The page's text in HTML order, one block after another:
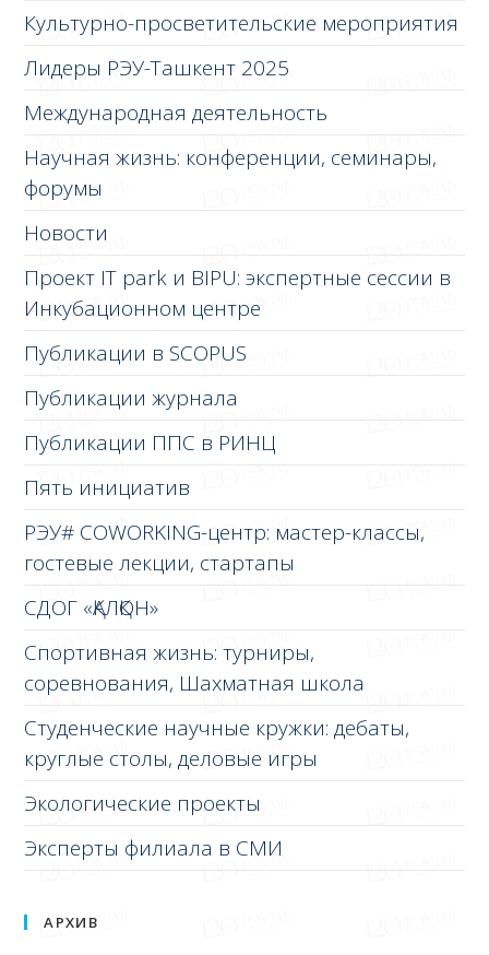
Культурно-просветительские мероприятия
Лидеры РЭУ-Ташкент 2025
Международная деятельность
Научная жизнь: конференции, семинары,
форумы
Новости
Проект IT park и BIPU: экспертные сессии в
Инкубационном центре
Публикации в SCOPUS
Публикации журнала
Публикации ППС в РИНЦ
Пять инициатив
РЭУ# COWORKING-центр: мастер-классы,
гостевые лекции, стартапы
СДОГ «ҚАЛҚОН»
Спортивная жизнь: турниры,
соревнования, Шахматная школа
Студенческие научные кружки: дебаты,
круглые столы, деловые игры
Экологические проекты
Эксперты филиала в СМИ
АРХИВ